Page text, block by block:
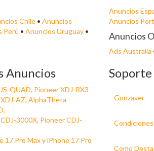
Chile • Anuncios
Perú • Anuncios Uruguay •
Anuncios
Anuncios
Anuncios
Ads Australia
Anuncios
QUAD, Pioneer XDJ-RX3
AZ, AlphaTheta
3000X, Pioneer CDJ-
17 Pro Max y iPhone 17 Pro
Soporte
Gonzaver
Como